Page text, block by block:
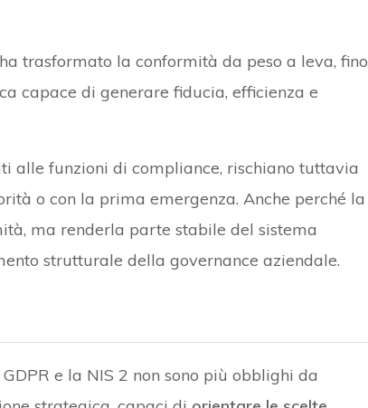
trasformato la conformità da peso a leva, fino
capace di generare fiducia, efficienza e
alle funzioni di compliance, rischiano tuttavia
o con la prima emergenza. Anche perché la
ma renderla parte stabile del sistema
strutturale della governance aziendale.
e la NIS 2 non sono più obblighi da